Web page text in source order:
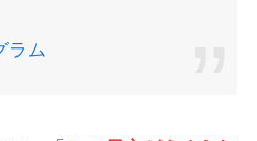
ラム